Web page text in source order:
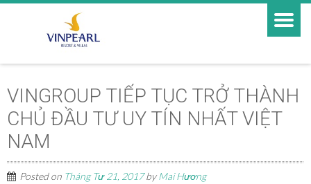
VINGROUP TIẾP TỤC TRỞ THÀNH
CHỦ ĐẦU TƯ UY TÍN NHẤT VIỆT
NAM
Posted on Tháng Tư 21, 2017byMai Hương